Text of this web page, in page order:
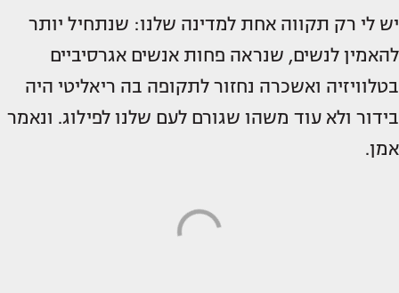
יש לי רק תקווה אחת למדינה שלנו: שנתחיל יותר
להאמין לנשים, שנראה פחות אנשים אגרסיביים
בטלוויזיה ואשכרה נחזור לתקופה בה ריאליטי היה
בידור ולא עוד משהו שגורם לעם שלנו לפילוג. ונאמר
אמן.